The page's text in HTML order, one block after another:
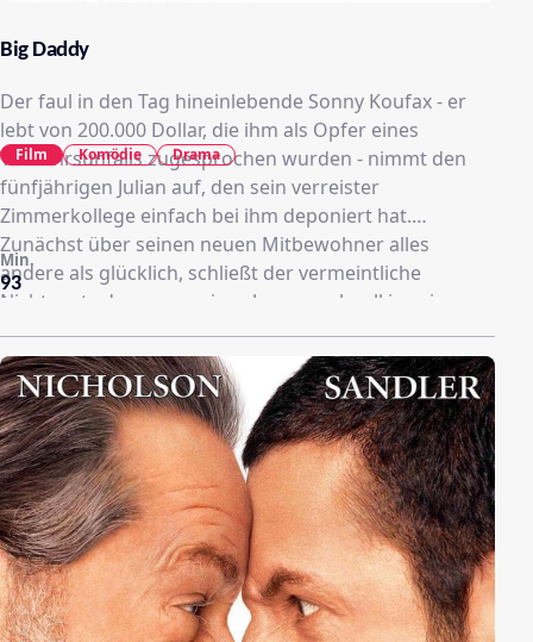
Big Daddy
Der faul in den Tag hineinlebende Sonny Koufax - er
lebt von 200.000 Dollar, die ihm als Opfer eines
Verkehrsunfalls zugesprochen wurden - nimmt den
fünfjährigen Julian auf, den sein verreister
Zimmerkollege einfach bei ihm deponiert hat.
Zunächst über seinen neuen Mitbewohner alles
andere als glücklich, schließt der vermeintliche
Nichtsnutz den naseweisen Jungen schnell in sein
gutmütiges Herz. Damit nimmt jedoch das Chaos
seinen Lauf, denn - wie nicht anders zu erwarten - sind
Sonnys Erziehungsmethoden nicht gerade die
feinsten...
93
Min.
Film Komödie Drama